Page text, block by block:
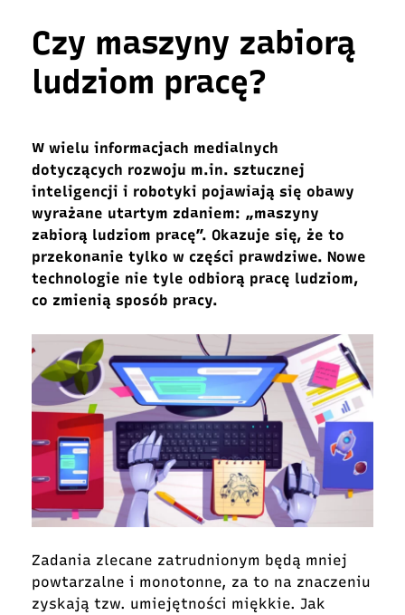
Czy maszyny zabiorą
ludziom pracę?
W wielu informacjach medialnych
dotyczących rozwoju m.in. sztucznej
inteligencji i robotyki pojawiają się obawy
wyrażane utartym zdaniem: „maszyny
zabiorą ludziom pracę”. Okazuje się, że to
przekonanie tylko w części prawdziwe. Nowe
technologie nie tyle odbiorą pracę ludziom,
co zmienią sposób pracy.
Zadania zlecane zatrudnionym będą mniej
powtarzalne i monotonne, za to na znaczeniu
zyskają tzw. umiejętności miękkie. Jak